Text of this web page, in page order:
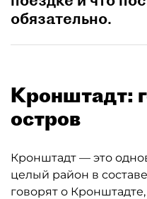
обязательно.
Кронштадт:
остров
Кронштадт — это
целый район в
говорят о